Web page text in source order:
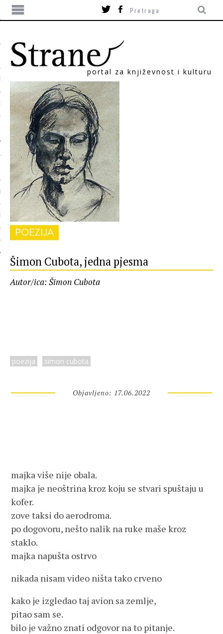
portal za književnost i kulturu
POEZIJA
Šimon Cubota, jedna pjesma
Autor/ica: Šimon Cubota
poezija simon cubota
Objavljeno: 17.06.2022
majka više nije obala.
majka je neoštrina kroz koju se stvari spuštaju u
kofer.
zove taksi do aerodroma.
po dogovoru, nešto nalik na ruke maše kroz
staklo.
majka napušta ostrvo
nikada nisam video ništa tako crveno
kako je izgledao taj avion sa zemlje,
pitao sam se.
bilo je važno znati odgovor na to pitanje.